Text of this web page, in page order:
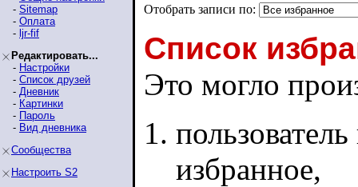
- Sitemap
- Оплата
- ljr-fif
Редактировать...
- Настройки
- Список друзей
- Дневник
- Картинки
- Пароль
- Вид дневника
Сообщества
Настроить S2
Отобрать записи по:
Список
Это могло
избранное,